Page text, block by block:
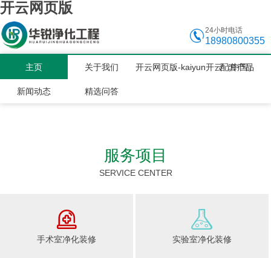
开云网页版
24小时电话
18980800355
主页 关于我们 开云网页版-kaiyun开云（中国）
配套产品
新闻动态 精选问答
服务项目
SERVICE CENTER
手术室净化装修 实验室净化装修